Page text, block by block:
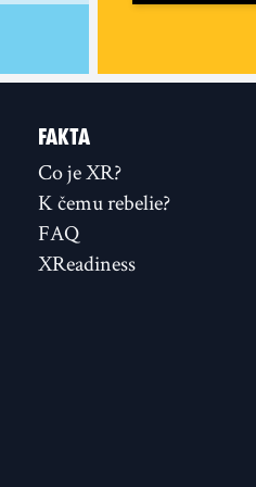
FAKTA
Co je XR?
K čemu rebelie?
FAQ
XReadiness